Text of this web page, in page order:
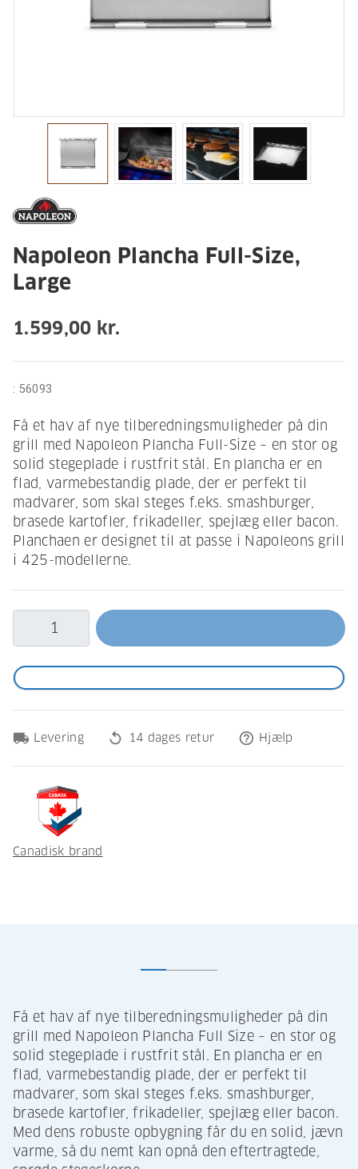
Napoleon Plancha Full-Size,
Large
1.599,00 kr.
: 56093
Få et hav af nye tilberedningsmuligheder på din
grill med Napoleon Plancha Full-Size – en stor og
solid stegeplade i rustfrit stål. En plancha er en
flad, varmebestandig plade, der er perfekt til
madvarer, som skal steges f.eks. smashburger,
brasede kartofler, frikadeller, spejlæg eller bacon.
Planchaen er designet til at passe i Napoleons grill
i 425-modellerne.
local_shipping Levering replay 14 dages retur help_outline Hjælp
Canadisk brand
Få et hav af nye tilberedningsmuligheder på din
grill med Napoleon Plancha Full Size – en stor og
solid stegeplade i rustfrit stål. En plancha er en
flad, varmebestandig plade, der er perfekt til
madvarer, som skal steges f.eks. smashburger,
brasede kartofler, frikadeller, spejlæg eller bacon.
Med dens robuste opbygning får du en solid, jævn
varme, så du nemt kan opnå den eftertragtede,